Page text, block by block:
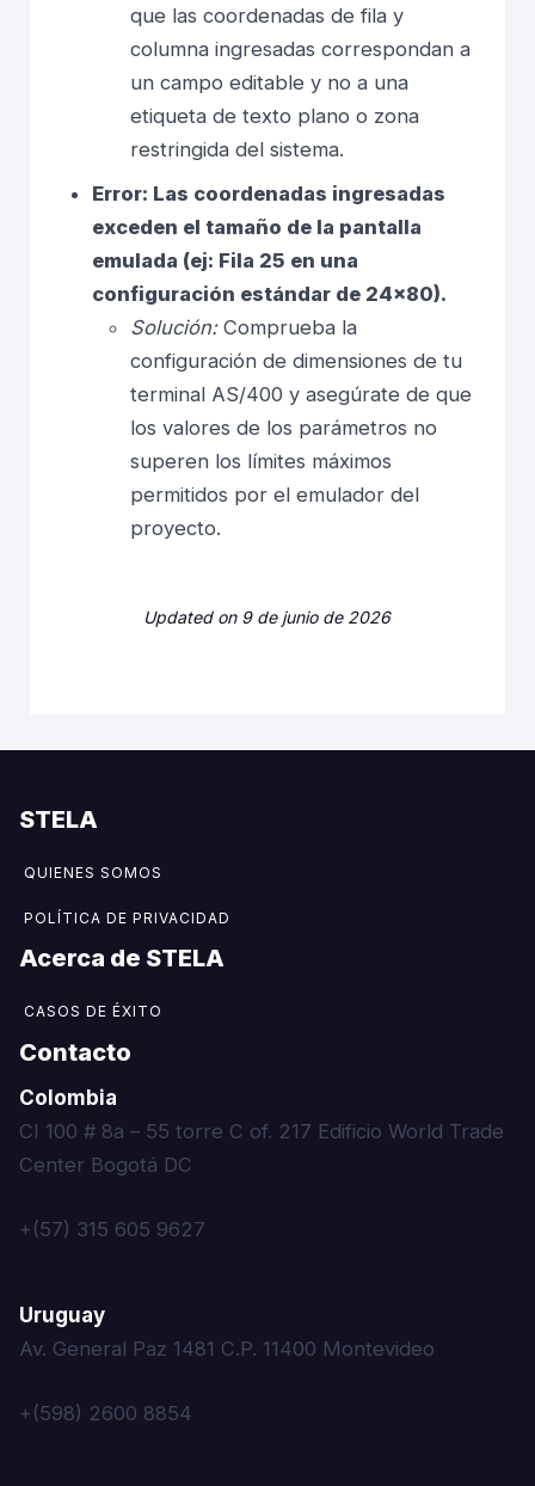
que las coordenadas de fila y
columna ingresadas correspondan a
un campo editable y no a una
etiqueta de texto plano o zona
restringida del sistema.
Error: Las coordenadas ingresadas
exceden el tamaño de la pantalla
emulada (ej: Fila 25 en una
configuración estándar de 24×80).
Solución:Comprueba la
configuración de dimensiones de tu
terminal AS/400 y asegúrate de que
los valores de los parámetros no
superen los límites máximos
permitidos por el emulador del
proyecto.
Updated on 9 de junio de 2026
STELA
QUIENES SOMOS
POLÍTICA DE PRIVACIDAD
Acerca de STELA​
CASOS DE ÉXITO
Contacto
Colombia
CI 100 # 8a – 55 torre C of. 217 Edificio World Trade
Center Bogotá DC
+(57) 315 605 9627
Uruguay
Av. General Paz 1481 C.P. 11400 Montevideo
+(598) 2600 8854